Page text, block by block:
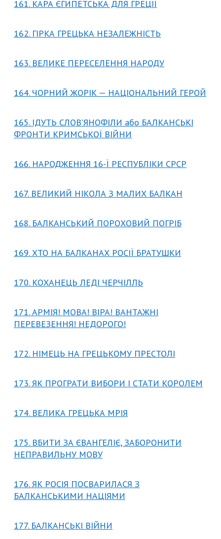
161. КАРА ЄГИПЕТСЬКА ДЛЯ ГРЕЦІЇ
162. ГІРКА ГРЕЦЬКА НЕЗАЛЕЖНІСТЬ
163. ВЕЛИКЕ ПЕРЕСЕЛЕННЯ НАРОДУ
164. ЧОРНИЙ ЖОРІК — НАЦІОНАЛЬНИЙ ГЕРОЙ
165. ІДУТЬ СЛОВ'ЯНОФІЛИ або БАЛКАНСЬКІ
ФРОНТИ КРИМСЬКОЇ ВІЙНИ
166. НАРОДЖЕННЯ 16-Ї РЕСПУБЛІКИ СРСР
167. ВЕЛИКИЙ НІКОЛА З МАЛИХ БАЛКАН
168. БАЛКАНСЬКИЙ ПОРОХОВИЙ ПОГРІБ
169. ХТО НА БАЛКАНАХ РОСІЇ БРАТУШКИ
170. КОХАНЕЦЬ ЛЕДІ ЧЕРЧІЛЛЬ
171. АРМІЯ! МОВА! ВІРА! ВАНТАЖНІ
ПЕРЕВЕЗЕННЯ! НЕДОРОГО!
172. НІМЕЦЬ НА ГРЕЦЬКОМУ ПРЕСТОЛІ
173. ЯК ПРОГРАТИ ВИБОРИ І СТАТИ КОРОЛЕМ
174. ВЕЛИКА ГРЕЦЬКА МРІЯ
175. ВБИТИ ЗА ЄВАНГЕЛІЄ, ЗАБОРОНИТИ
НЕПРАВИЛЬНУ МОВУ
176. ЯК РОСІЯ ПОСВАРИЛАСЯ З
БАЛКАНСЬКИМИ НАЦІЯМИ
177. БАЛКАНСЬКІ ВІЙНИ